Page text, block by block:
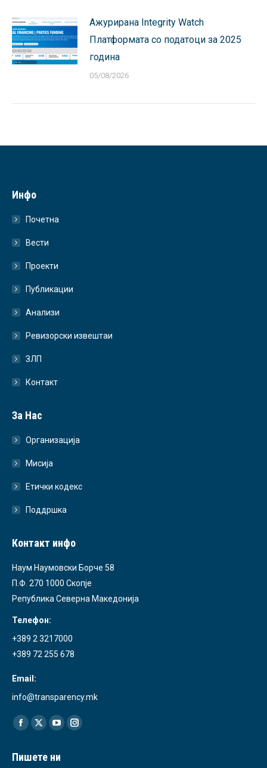
Ажурирана Integrity Watch
Платформата со податоци за 2025
година
05/08/2026
Инфо
Почетна
Вести
Проекти
Публикации
Анализи
Ревизорски извештаи
ЗЛП
Контакт
За Нас
Организација
Мисија
Етички кодекс
Поддршка
Контакт инфо
Наум Наумовски Борче 58
П.Ф. 270 1000 Скопје
Република Северна Македонија
Телефон:
+389 2 3217000
+389 72 255 678
Email:
info@transparency.mk
Find us on:
Facebook
opens
X
opens
YouTube
opens
Instagram
Пишете ни